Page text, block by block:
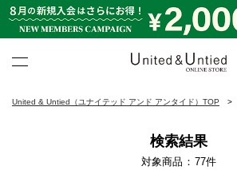
United & Untied（ユナイテッド アンド アンタイド）TOP
検索結果
対象商品 77件